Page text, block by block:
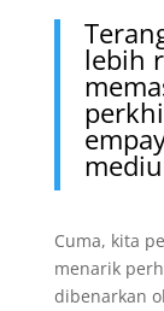
lebih
Cuma, kita
menarik
dibenarkan